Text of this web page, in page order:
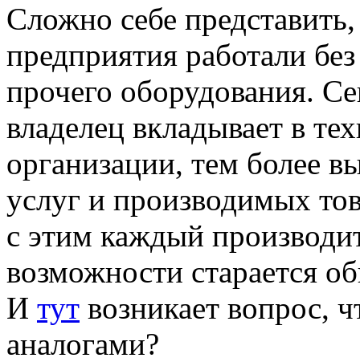
Сложно себе
предприятия работали
прочего оборудования.
владелец вкладывает в
организации, тем более
услуг и производимых
с этим каждый
возможности старается
И тут возникает вопрос,
аналогами?